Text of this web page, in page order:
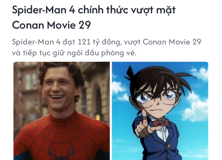
Spider-Man 4 chính thức vượt mặt
Conan Movie 29
Spider-Man 4 đạt 121 tỷ đồng, vượt Conan Movie 29
và tiếp tục giữ ngôi đầu phòng vé.